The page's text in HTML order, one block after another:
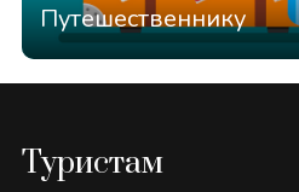
Путешественнику
Туристам